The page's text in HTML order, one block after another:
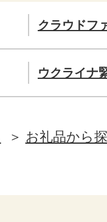
クラウドフ
ウクライナ
お礼品から